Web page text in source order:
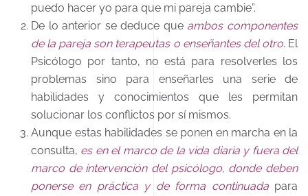
puedo hacer yo para que mi pareja cambie”.
De lo anterior se deduce que ambos componentes
de la pareja son terapeutas o enseñantes del otro. El
Psicólogo por tanto, no está para resolverles los
problemas sino para enseñarles una serie de
habilidades y conocimientos que les permitan
solucionar los conflictos por sí mismos.
Aunque estas habilidades se ponen en marcha en la
consulta, es en el marco de la vida diaria y fuera del
marco de intervención del psicólogo, donde deben
ponerse en práctica y de forma continuadapara